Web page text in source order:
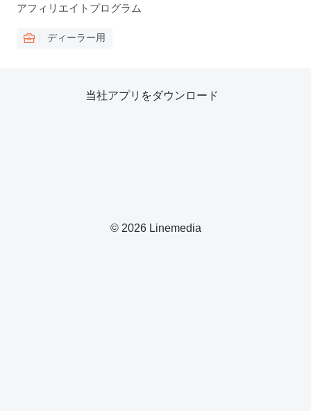
アフィリエイトプログラム
ディーラー用
© 2026 Linemedia
当社アプリをダウンロード